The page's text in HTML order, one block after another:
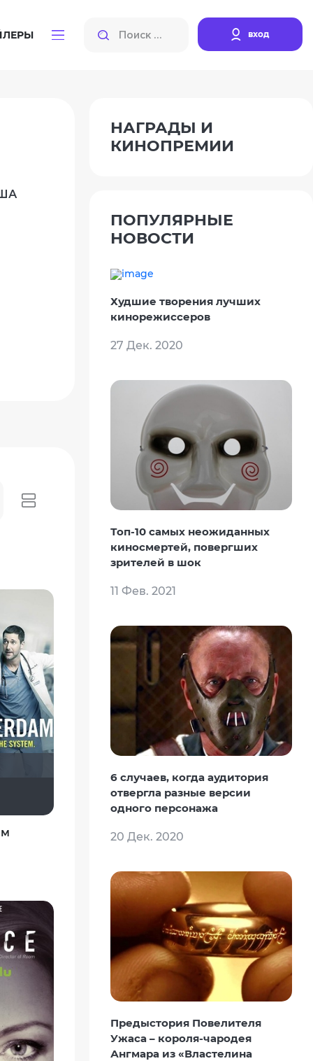
вход
АлександрVRSHV
НАГРАДЫ И
КИНОПРЕМИИ
ПОПУЛЯРНЫЕ
НОВОСТИ
Худшие творения лучших
кинорежиссеров
27 Дек. 2020
Топ-10 самых неожиданных
киносмертей, повергших
зрителей в шок
11 Фев. 2021
6 случаев, когда аудитория
отвергла разные версии
одного персонажа
20 Дек. 2020
Предыстория Повелителя
Ужаса – короля-чародея
Ангмара из «Властелина